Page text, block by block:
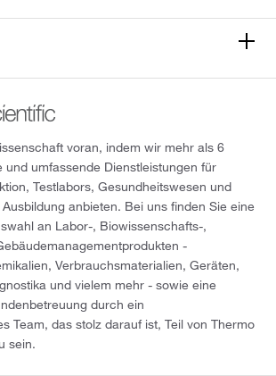
voran, indem wir mehr als 6
und umfassende Dienstleistungen für
Testlabors, Gesundheitswesen und
anbieten. Bei uns finden Sie eine
an Labor-, Biowissenschafts-,
-
Verbrauchsmaterialien, Geräten,
und vielem mehr - sowie eine
durch ein
Team, das stolz darauf ist, Teil von Thermo
sein.